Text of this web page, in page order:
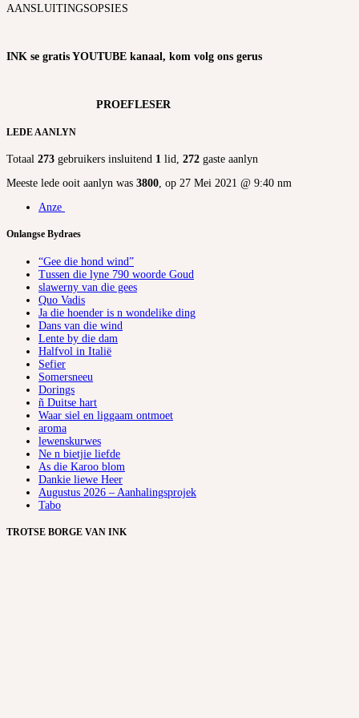
AANSLUITINGSOPSIES
INK se gratis YOUTUBE kanaal, kom volg ons gerus
PROEFLESER
LEDE AANLYN
Totaal 273 gebruikers insluitend 1 lid, 272 gaste aanlyn
Meeste lede ooit aanlyn was 3800, op 27 Mei 2021 @ 9:40 nm
Anze
Onlangse Bydraes
“Gee die hond wind”
Tussen die lyne 790 woorde Goud
slawerny van die gees
Quo Vadis
Ja die hoender is n wondelike ding
Dans van die wind
Lente by die dam
Halfvol in Italië
Sefier
Somersneeu
Dorings
ñ Duitse hart
Waar siel en liggaam ontmoet
aroma
lewenskurwes
Ne n bietjie liefde
As die Karoo blom
Dankie liewe Heer
Augustus 2026 – Aanhalingsprojek
Tabo
TROTSE BORGE VAN INK